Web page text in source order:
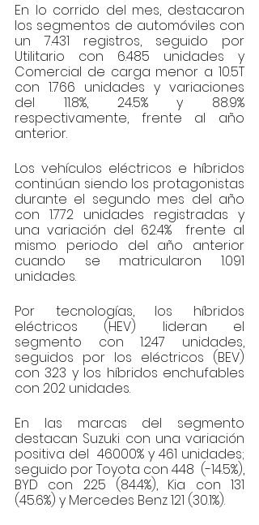
En lo corrido del mes, destacaron
los segmentos de automóviles con
un 7.431 registros, seguido por
Utilitario con 6.485 unidades y
Comercial de carga menor a 10.5T
con 1.766 unidades y variaciones
del 11.8%, 24.5% y 88.9%
respectivamente, frente al año
anterior.
Los vehículos eléctricos e híbridos
continúan siendo los protagonistas
durante el segundo mes del año
con 1.772 unidades registradas y
una variación del 62.4%  frente al
mismo periodo del año anterior
cuando se matricularon 1.091
unidades.
Por tecnologías, los híbridos
eléctricos (HEV) lideran el
segmento con 1.247 unidades,
seguidos por los eléctricos (BEV)
con 323 y los híbridos enchufables
con 202 unidades.
En las marcas del segmento
destacan Suzuki con una variación
positiva del  46000% y 461 unidades;
seguido por Toyota con 448  (-14.5%),
BYD con 225 (84.4%), Kia con 131
(45.6%) y Mercedes Benz 121 (30.1%).